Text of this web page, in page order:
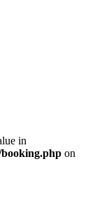
in
on